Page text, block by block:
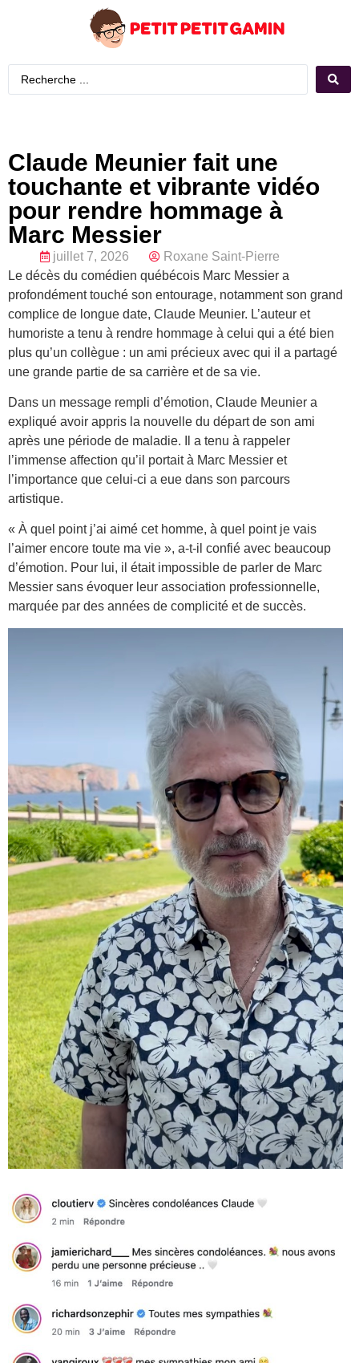
Claude Meunier fait une
touchante et vibrante vidéo
pour rendre hommage à
Marc Messier
juillet 7, 2026
Roxane Saint-Pierre
Le décès du comédien québécois Marc Messier a
profondément touché son entourage, notamment son grand
complice de longue date, Claude Meunier. L’auteur et
humoriste a tenu à rendre hommage à celui qui a été bien
plus qu’un collègue : un ami précieux avec qui il a partagé
une grande partie de sa carrière et de sa vie.
Dans un message rempli d’émotion, Claude Meunier a
expliqué avoir appris la nouvelle du départ de son ami
après une période de maladie. Il a tenu à rappeler
l’immense affection qu’il portait à Marc Messier et
l’importance que celui-ci a eue dans son parcours
artistique.
« À quel point j’ai aimé cet homme, à quel point je vais
l’aimer encore toute ma vie », a-t-il confié avec beaucoup
d’émotion. Pour lui, il était impossible de parler de Marc
Messier sans évoquer leur association professionnelle,
marquée par des années de complicité et de succès.